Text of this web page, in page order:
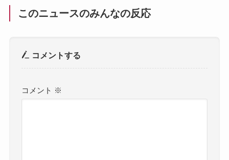
このニュースのみんなの反応
コメントする
コメント ※